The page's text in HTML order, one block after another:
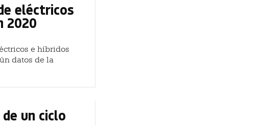
eléctricos
2020
e híbridos
datos de la
un ciclo